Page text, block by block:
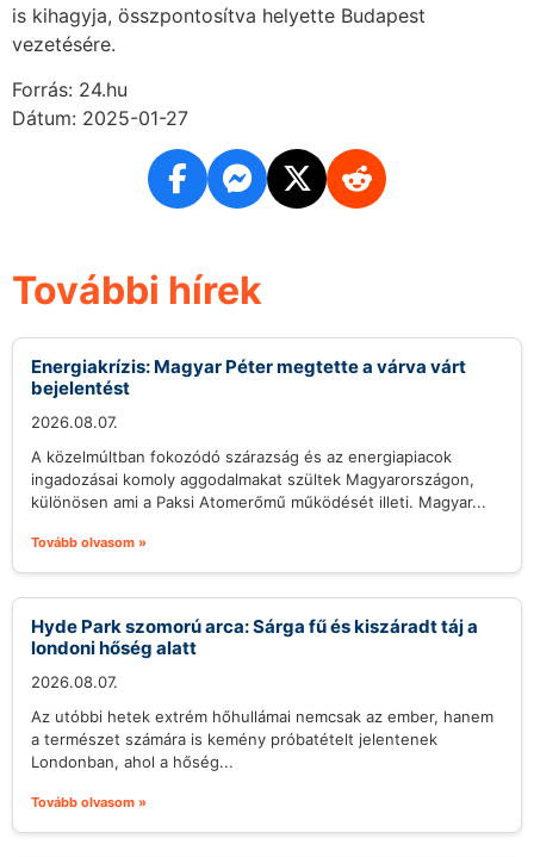
is kihagyja, összpontosítva helyette Budapest
vezetésére.
Forrás: 24.hu
Dátum: 2025-01-27
További hírek
Energiakrízis: Magyar Péter megtette a várva várt
bejelentést
2026.08.07.
A közelmúltban fokozódó szárazság és az energiapiacok
ingadozásai komoly aggodalmakat szültek Magyarországon,
különösen ami a Paksi Atomerőmű működését illeti. Magyar...
Tovább olvasom »
Hyde Park szomorú arca: Sárga fű és kiszáradt táj a
londoni hőség alatt
2026.08.07.
Az utóbbi hetek extrém hőhullámai nemcsak az ember, hanem
a természet számára is kemény próbatételt jelentenek
Londonban, ahol a hőség...
Tovább olvasom »